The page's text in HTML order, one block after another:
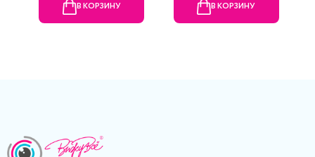
В КОРЗИНУ В КОРЗИНУ